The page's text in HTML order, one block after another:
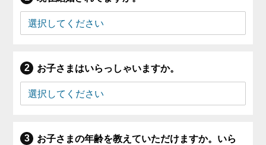
お子さまはいらっしゃいますか。
お子さまの年齢を教えていただけますか。いら